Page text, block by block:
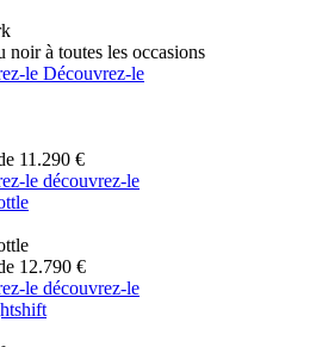
noir à toutes les occasions
le Découvrez-le
11.290 €
le découvrez-le
12.790 €
le découvrez-le